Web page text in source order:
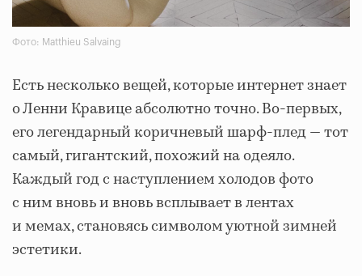
Фото: Matthieu Salvaing
Есть несколько вещей, которые интернет знает
о Ленни Кравице абсолютно точно. Во-первых,
его легендарный коричневый шарф-плед — тот
самый, гигантский, похожий на одеяло.
Каждый год с наступлением холодов фото
с ним вновь и вновь всплывает в лентах
и мемах, становясь символом уютной зимней
эстетики.